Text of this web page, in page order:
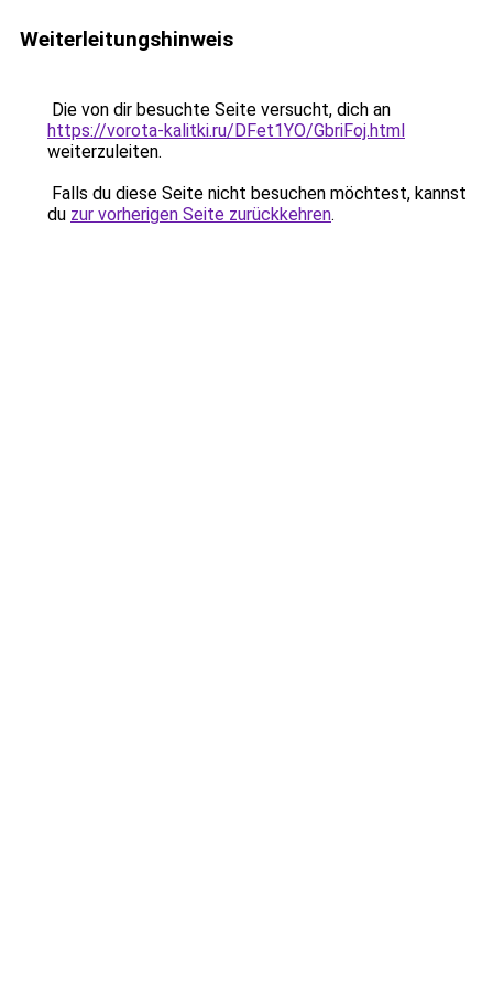
Weiterleitungshinweis
Die von dir besuchte Seite versucht, dich an
https://vorota-kalitki.ru/DFet1YO/GbriFoj.html
weiterzuleiten.
Falls du diese Seite nicht besuchen möchtest, kannst
du zur vorherigen Seite zurückkehren.